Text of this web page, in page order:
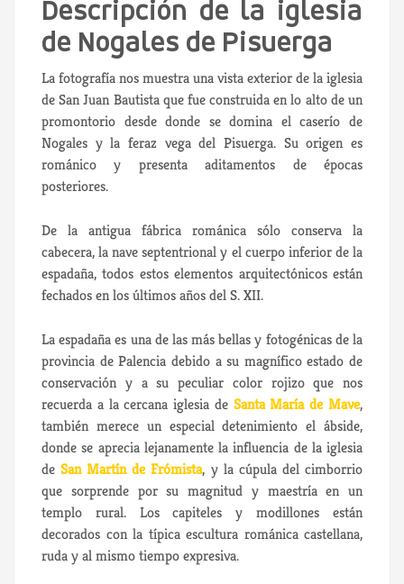
Descripción de la iglesia
de Nogales de Pisuerga
La fotografía nos muestra una vista exterior de la iglesia
de San Juan Bautista que fue construida en lo alto de un
promontorio desde donde se domina el caserío de
Nogales y la feraz vega del Pisuerga. Su origen es
románico y presenta aditamentos de épocas
posteriores.
De la antigua fábrica románica sólo conserva la
cabecera, la nave septentrional y el cuerpo inferior de la
espadaña, todos estos elementos arquitectónicos están
fechados en los últimos años del S. XII.
La espadaña es una de las más bellas y fotogénicas de la
provincia de Palencia debido a su magnífico estado de
conservación y a su peculiar color rojizo que nos
recuerda a la cercana iglesia de Santa María de Mave,
también merece un especial detenimiento el ábside,
donde se aprecia lejanamente la influencia de la iglesia
deSan Martín de Frómista, y la cúpula del cimborrio
que sorprende por su magnitud y maestría en un
templo rural. Los capiteles y modillones están
decorados con la típica escultura románica castellana,
ruda y al mismo tiempo expresiva.